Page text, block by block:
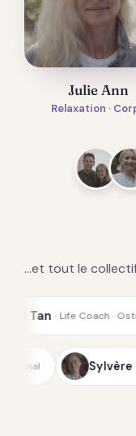
Julie Ann
Relaxation ·
…et tout le
· Ostéopath…
· Médium-canal